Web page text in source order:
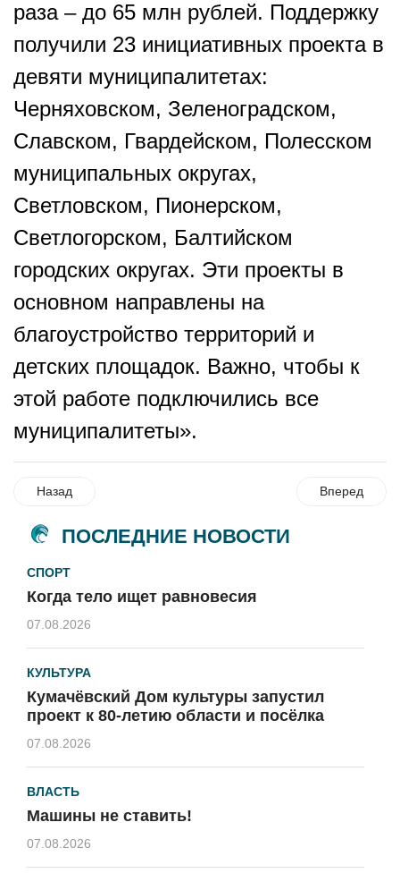
раза – до 65 млн рублей. Поддержку
получили 23 инициативных проекта в
девяти муниципалитетах:
Черняховском, Зеленоградском,
Славском, Гвардейском, Полесском
муниципальных округах,
Светловском, Пионерском,
Светлогорском, Балтийском
городских округах. Эти проекты в
основном направлены на
благоустройство территорий и
детских площадок. Важно, чтобы к
этой работе подключились все
муниципалитеты».
Назад Вперед
ПОСЛЕДНИЕ НОВОСТИ
СПОРТ
Когда тело ищет равновесия
07.08.2026
КУЛЬТУРА
Кумачёвский Дом культуры запустил
проект к 80-летию области и посёлка
07.08.2026
ВЛАСТЬ
Машины не ставить!
07.08.2026